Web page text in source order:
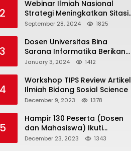
2
Webinar Ilmiah Nasional
Strategi Meningkatkan Sitasi
Dalam Publikasi Ilmiah
September 28, 2024 1825
3
Dosen Universitas Bina
Sarana Informatika Berikan
Training Bidang Keuangan
Transportasi dan Komunikasi
Republik Demokratik Timor
Leste
January 3, 2024 1412
Workshop TIPS Review Artikel
Ilmiah Bidang Sosial Science
December 9, 2023 1378
Hampir 130 Peserta (Dosen
dan Mahasiswa) Ikuti
Workshop TIPS Cepat Menulis,
December 23, 2023 1343